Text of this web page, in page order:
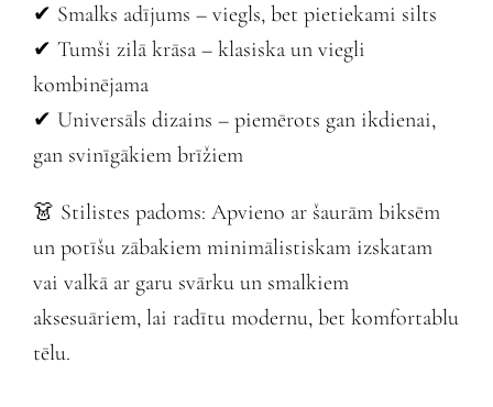
✔ Smalks adījums – viegls, bet pietiekami silts
✔ Tumši zilā krāsa – klasiska un viegli
kombinējama
✔ Universāls dizains – piemērots gan ikdienai,
gan svinīgākiem brīžiem
👗 Stilistes padoms: Apvieno ar šaurām biksēm
un potīšu zābakiem minimālistiskam izskatam
vai valkā ar garu svārku un smalkiem
aksesuāriem, lai radītu modernu, bet komfortablu
tēlu.